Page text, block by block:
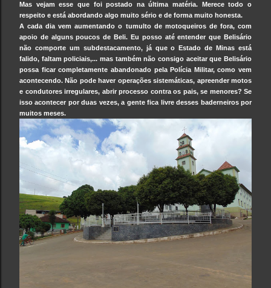
Mas vejam esse que foi postado na última matéria. Merece todo o
respeito e está abordando algo muito sério e de forma muito honesta.
A cada dia vem aumentando o tumulto de motoqueiros de fora, com
apoio de alguns poucos de Beli. Eu posso até entender que Belisário
não comporte um subdestacamento, já que o Estado de Minas está
falido, faltam policiais,... mas também não consigo aceitar que Belisário
possa ficar completamente abandonado pela Polícia Militar, como vem
acontecendo. Não pode haver operações sistemáticas, apreender motos
e condutores irregulares, abrir processo contra os pais, se menores? Se
isso acontecer por duas vezes, a gente fica livre desses baderneiros por
muitos meses.